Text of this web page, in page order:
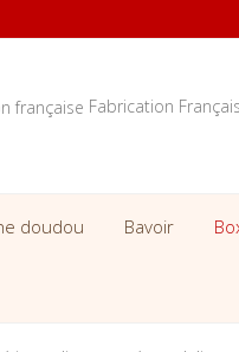
Fabrication
doudou Bavoir